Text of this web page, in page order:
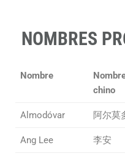
NOMBRES
Nombre
chino
Almodóvar 阿尔莫
Ang Lee 李安